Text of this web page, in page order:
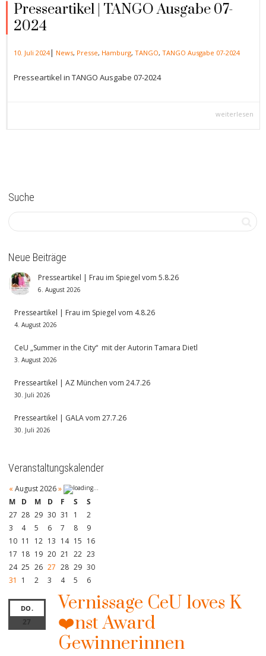
Presseartikel | TANGO Ausgabe 07-
2024
10. Juli 2024| News, Presse, Hamburg, TANGO, TANGO Ausgabe 07-2024
Presseartikel in TANGO Ausgabe 07-2024
weiterlesen
Suche
Neue Beiträge
Presseartikel | Frau im Spiegel vom 5.8.26
6. August 2026
Presseartikel | Frau im Spiegel vom 4.8.26
4. August 2026
CeU „Summer in the City“ mit der Autorin Tamara Dietl
3. August 2026
Presseartikel | AZ München vom 24.7.26
30. Juli 2026
Presseartikel | GALA vom 27.7.26
30. Juli 2026
Veranstaltungskalender
« August 2026»
M
D M D F S
S
27 28 29 30 31 1
2
3
4 5 6 7 8
9
10 11 12 13 14 15 16
17 18 19 20 21 22 23
24 25 26 27 28 29 30
31
1 2 3 4 5 6
DO.
27
Vernissage CeU loves K
❤️nst Award
Gewinnerinnen